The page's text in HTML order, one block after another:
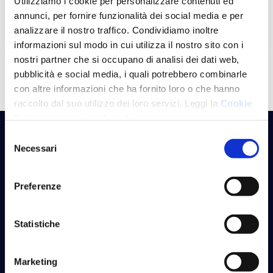
annunci, per fornire funzionalità dei social media e per
analizzare il nostro traffico. Condividiamo inoltre
informazioni sul modo in cui utilizza il nostro sito con i
nostri partner che si occupano di analisi dei dati web,
pubblicità e social media, i quali potrebbero combinarle
con altre informazioni che ha fornito loro o che hanno
raccolto dal suo utilizzo dei loro servizi. Leggi la Cookie
delNecessari
Preferenze
Statistiche
Marketing
45001
persone e le loro famiglie del valore che hanno
prodotto con il loro lavoro e la loro dedizione,
disporre di un portale efficiente ed accattivante
che possa permettere la realizzazione di un